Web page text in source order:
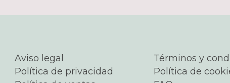
Aviso legal
Política de privacidad
Términos y
Política de